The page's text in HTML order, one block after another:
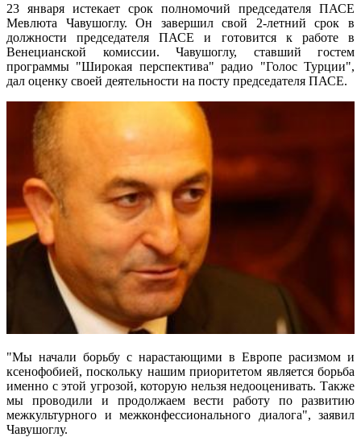
23 января истекает срок полномочий председателя ПАСЕ
Мевлюта Чавушоглу. Он завершил свой 2-летний срок в
должности председателя ПАСЕ и готовится к работе в
Венецианской комиссии. Чавушоглу, ставший гостем
программы "Широкая перспектива" радио "Голос Турции",
дал оценку своей деятельности на посту председателя ПАСЕ.
"Мы начали борьбу с нарастающими в Европе расизмом и
ксенофобией, поскольку нашим приоритетом является борьба
именно с этой угрозой, которую нельзя недооценивать. Также
мы проводили и продолжаем вести работу по развитию
межкультурного и межконфессионального диалога", заявил
Чавушоглу.